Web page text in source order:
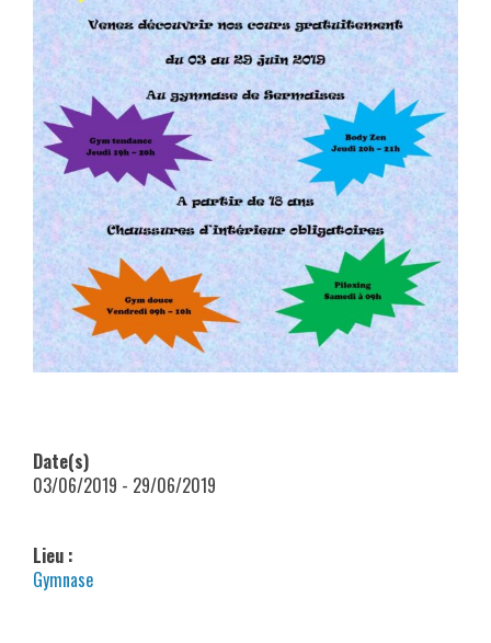
Date(s)
03/06/2019 - 29/06/2019
Lieu :
Gymnase